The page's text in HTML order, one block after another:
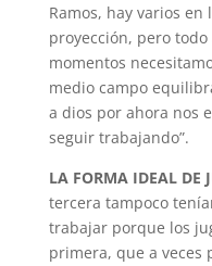
Ramos, hay varios
proyección, pero
momentos
medio campo
a dios por ahora nos
seguir trabajando”.
LA FORMA IDEAL DE
tercera tampoco
trabajar porque los
primera, que a veces